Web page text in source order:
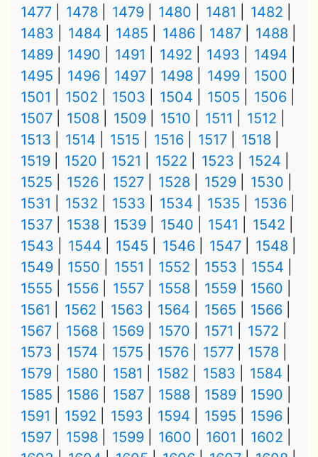
1477
1478 1479 1480 1481
1482
1483
1484 1485 1486 1487
1488
1489
1490 1491 1492 1493
1494
1495
1496 1497 1498 1499
1500
1501
1502 1503 1504 1505
1506
1507
1508 1509 1510 1511
1512
1513
1514 1515 1516 1517
1518
1519
1520 1521 1522 1523
1524
1525
1526 1527 1528 1529
1530
1531
1532 1533 1534 1535
1536
1537
1538 1539 1540 1541
1542
1543
1544 1545 1546 1547
1548
1549
1550 1551 1552 1553
1554
1555
1556 1557 1558 1559
1560
1561
1562 1563 1564 1565
1566
1567
1568 1569 1570 1571
1572
1573
1574 1575 1576 1577
1578
1579
1580 1581 1582 1583
1584
1585
1586 1587 1588 1589
1590
1591
1592 1593 1594 1595
1596
1597
1598 1599 1600 1601
1602